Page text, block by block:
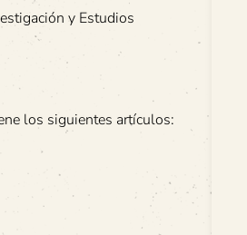
y Estudios
los siguientes artículos: